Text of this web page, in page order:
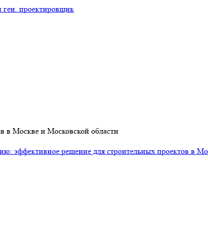
ген. проектировщик
в Москве и Московской области
эффективное решение для строительных проектов в